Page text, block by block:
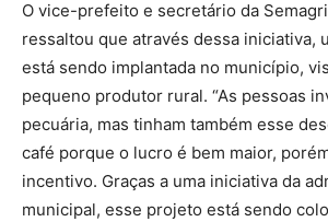
O vice-prefeito e secretário da
ressaltou que através dessa iniciativa,
está sendo implantada no município,
pequeno produtor rural. “As pessoas
pecuária, mas tinham também esse
café porque o lucro é bem maior,
incentivo. Graças a uma iniciativa da
municipal, esse projeto está sendo